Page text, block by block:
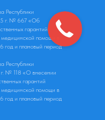
Республики
г. № 667 «Об
гарантий
помощи в
год и плановый период
Республики
г. № 118 «О внесении
гарантий
медицинской помощи в
год и плановый период